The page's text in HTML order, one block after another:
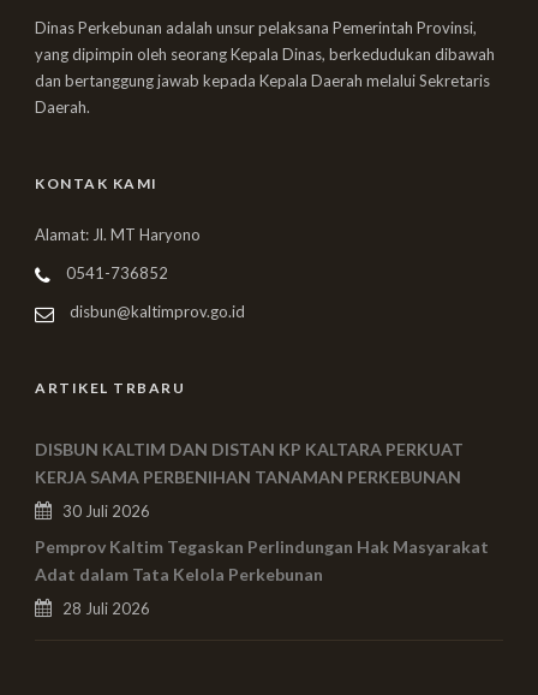
Dinas Perkebunan adalah unsur pelaksana Pemerintah Provinsi,
yang dipimpin oleh seorang Kepala Dinas, berkedudukan dibawah
dan bertanggung jawab kepada Kepala Daerah melalui Sekretaris
Daerah.
KONTAK KAMI
Alamat: Jl. MT Haryono
0541-736852
disbun@kaltimprov.go.id
ARTIKEL TRBARU
DISBUN KALTIM DAN DISTAN KP KALTARA PERKUAT
KERJA SAMA PERBENIHAN TANAMAN PERKEBUNAN
30 Juli 2026
Pemprov Kaltim Tegaskan Perlindungan Hak Masyarakat
Adat dalam Tata Kelola Perkebunan
28 Juli 2026